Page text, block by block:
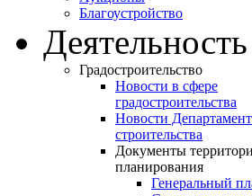
Благоустройство
Деятельность
Градостроительство
Новости в сфере
градостроительства
Новости Департамент
строительства
Документы
планирования
Генеральный